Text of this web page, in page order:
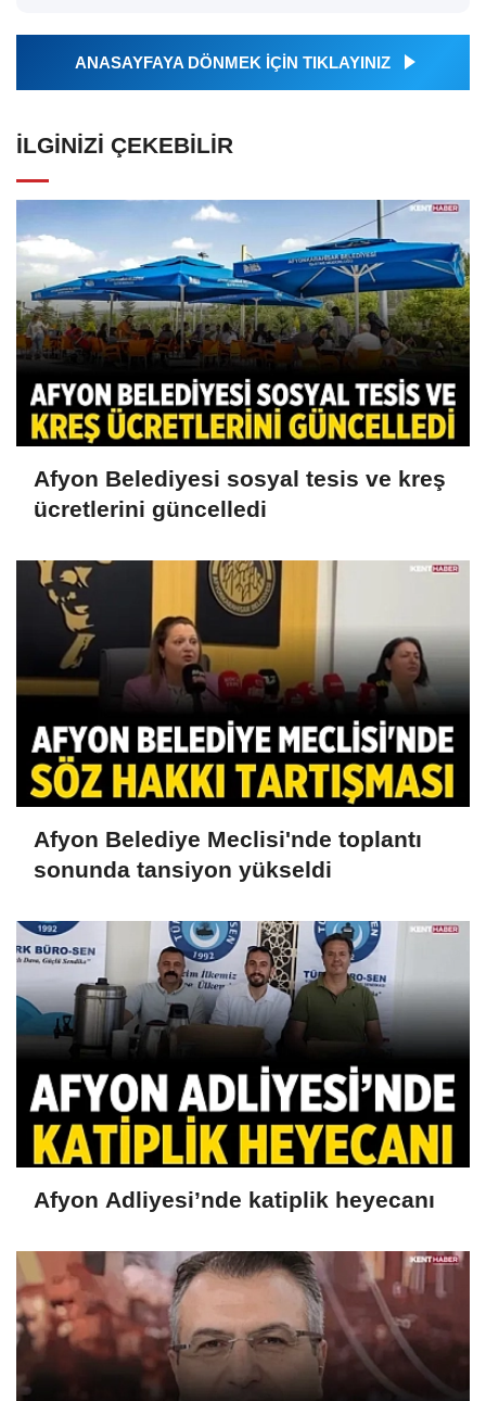
ANASAYFAYA DÖNMEK İÇİN TIKLAYINIZ
İLGINIZI ÇEKEBILIR
Afyon Belediyesi sosyal tesis ve kreş
ücretlerini güncelledi
Afyon Belediye Meclisi'nde toplantı
sonunda tansiyon yükseldi
Afyon Adliyesi’nde katiplik heyecanı